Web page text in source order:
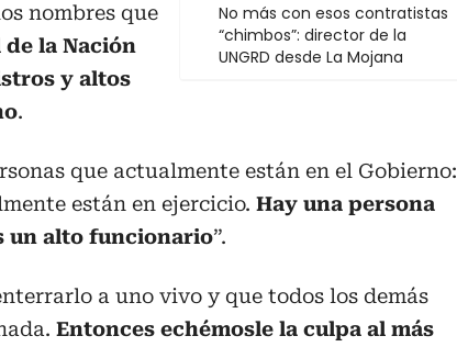
No más con esos contratistas
“chimbos”: director de la
UNGRD desde La Mojana
nombres que
la Nación
y altos
.
que actualmente están en el Gobierno:
están en ejercicio. Hay una persona
un alto funcionario”.
a uno vivo y que todos los demás
Entonces echémosle la culpa al más